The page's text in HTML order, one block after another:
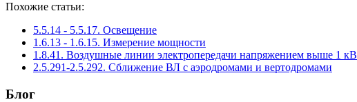
Похожие статьи:
5.5.14 - 5.5.17. Освещение
1.6.13 - 1.6.15. Измерение мощности
1.8.41. Воздушные линии электропередачи напряжением выше 1 кВ
2.5.291-2.5.292. Сближение ВЛ с аэродромами и вертодромами
Блог